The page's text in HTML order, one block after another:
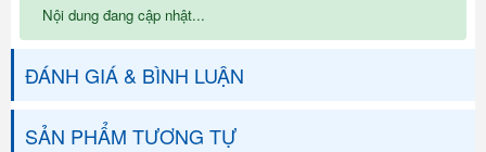
Nội dung đang cập nhật...
ĐÁNH GIÁ & BÌNH LUẬN
SẢN PHẨM TƯƠNG TỰ